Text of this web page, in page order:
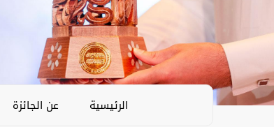
الرئيسية عن الجائزة